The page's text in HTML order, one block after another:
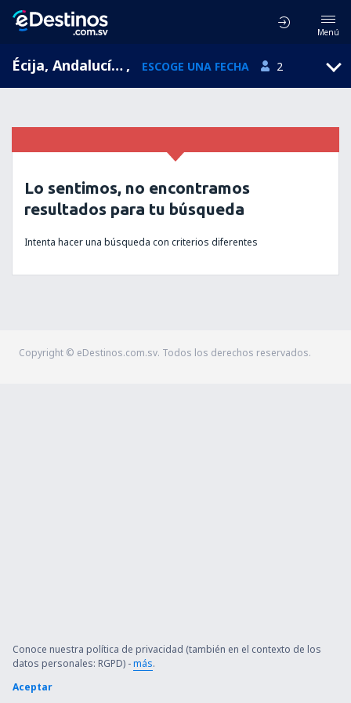
Menú
Écija, Andalucía, España , ESCOGE UNA FECHA 2
Lo sentimos, no encontramos
resultados para tu búsqueda
Intenta hacer una búsqueda con criterios diferentes
Copyright © eDestinos.com.sv. Todos los derechos reservados.
Conoce nuestra política de privacidad (también en el contexto de los
datos personales: RGPD) -más.
Aceptar